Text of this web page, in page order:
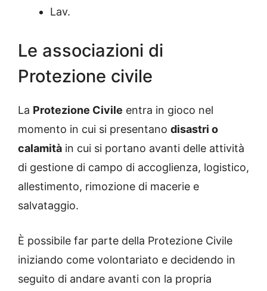
Lav.
Le associazioni di
Protezione civile
La Protezione Civile entra in gioco nel
momento in cui si presentano disastri o
calamità in cui si portano avanti delle attività
di gestione di campo di accoglienza, logistico,
allestimento, rimozione di macerie e
salvataggio.
È possibile far parte della Protezione Civile
iniziando come volontariato e decidendo in
seguito di andare avanti con la propria